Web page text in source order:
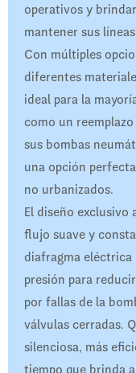
operativos y
mantener sus
Con múltiples
diferentes
ideal para la
como un
sus bombas
una opción
no urbanizados.
El diseño
flujo suave y
diafragma eléctrica
presión para
por fallas de la
válvulas cerradas.
silenciosa, más
tiempo que brinda